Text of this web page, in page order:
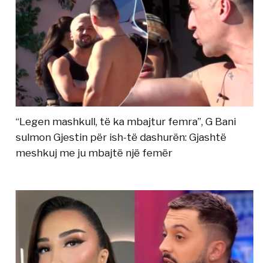
“Legen mashkull, të ka mbajtur femra”, G Bani
sulmon Gjestin për ish-të dashurën: Gjashtë
meshkuj me ju mbajtë një femër